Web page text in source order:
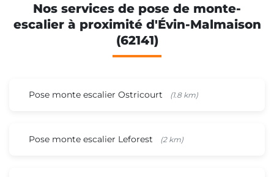
Nos services de pose de monte-
escalier à proximité d'Évin-Malmaison
(62141)
Pose monte escalier Ostricourt (1.8 km)
Pose monte escalier Leforest (2 km)